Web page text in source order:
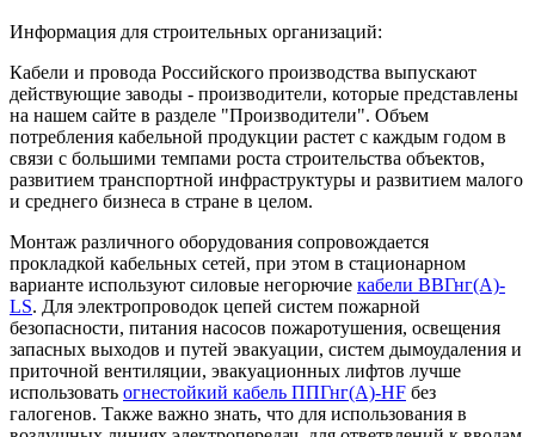
Информация для строительных организаций:
Кабели и провода Российского производства выпускают
действующие заводы - производители, которые представлены
на нашем сайте в разделе "Производители". Объем
потребления кабельной продукции растет с каждым годом в
связи с большими темпами роста строительства объектов,
развитием транспортной инфраструктуры и развитием малого
и среднего бизнеса в стране в целом.
Монтаж различного оборудования сопровождается
прокладкой кабельных сетей, при этом в стационарном
варианте используют силовые негорючие кабели ВВГнг(А)-
LS. Для электропроводок цепей систем пожарной
безопасности, питания насосов пожаротушения, освещения
запасных выходов и путей эвакуации, систем дымоудаления и
приточной вентиляции, эвакуационных лифтов лучше
использовать огнестойкий кабель ППГнг(А)-HF без
галогенов. Также важно знать, что для использования в